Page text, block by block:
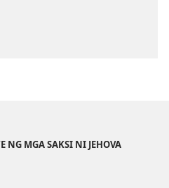
Hunyo 2017
NG MGA SAKSI NI JEHOVA